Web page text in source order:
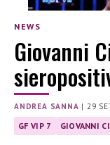
NEWS
Giovanni
ANDREA SANNA |29
GF VIP 7 GIOVANNI